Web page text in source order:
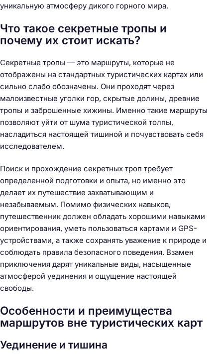
уникальную атмосферу дикого горного мира.
Что такое секретные тропы и
почему их стоит искать?
Секретные тропы — это маршруты, которые не
отображены на стандартных туристических картах или
сильно слабо обозначены. Они проходят через
малоизвестные уголки гор, скрытые долины, древние
тропы и заброшенные хижины. Именно такие маршруты
позволяют уйти от шума туристической толпы,
насладиться настоящей тишиной и почувствовать себя
исследователем.
Поиск и прохождение секретных троп требует
определенной подготовки и опыта, но именно это
делает их путешествие захватывающим и
незабываемым. Помимо физических навыков,
путешественник должен обладать хорошими навыками
ориентирования, уметь пользоваться картами и GPS-
устройствами, а также сохранять уважение к природе и
соблюдать правила безопасного поведения. Взамен
приключения дарят уникальные виды, насыщенные
атмосферой уединения и ощущение настоящей
свободы.
Особенности и преимущества
маршрутов вне туристических карт
Уединение и тишина